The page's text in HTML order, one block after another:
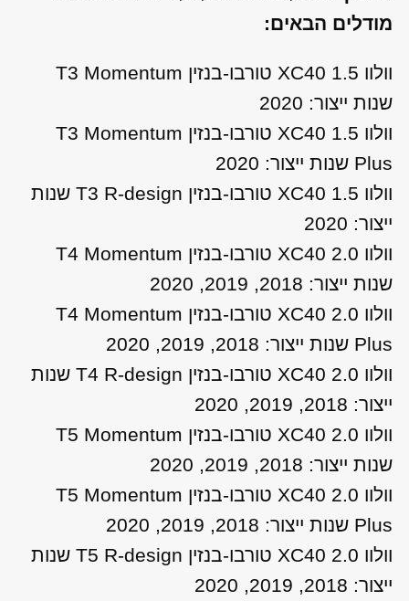
מודלים הבאים:
וולוו XC40 1.5 טורבו-בנזין T3 Momentum
שנות ייצור: 2020
וולוו XC40 1.5 טורבו-בנזין T3 Momentum
Plus שנות ייצור: 2020
וולוו XC40 1.5 טורבו-בנזין T3 R-design שנות
ייצור: 2020
וולוו XC40 2.0 טורבו-בנזין T4 Momentum
שנות ייצור: 2018, 2019, 2020
וולוו XC40 2.0 טורבו-בנזין T4 Momentum
Plus שנות ייצור: 2018, 2019, 2020
וולוו XC40 2.0 טורבו-בנזין T4 R-design שנות
ייצור: 2018, 2019, 2020
וולוו XC40 2.0 טורבו-בנזין T5 Momentum
שנות ייצור: 2018, 2019, 2020
וולוו XC40 2.0 טורבו-בנזין T5 Momentum
Plus שנות ייצור: 2018, 2019, 2020
וולוו XC40 2.0 טורבו-בנזין T5 R-design שנות
ייצור: 2018, 2019, 2020